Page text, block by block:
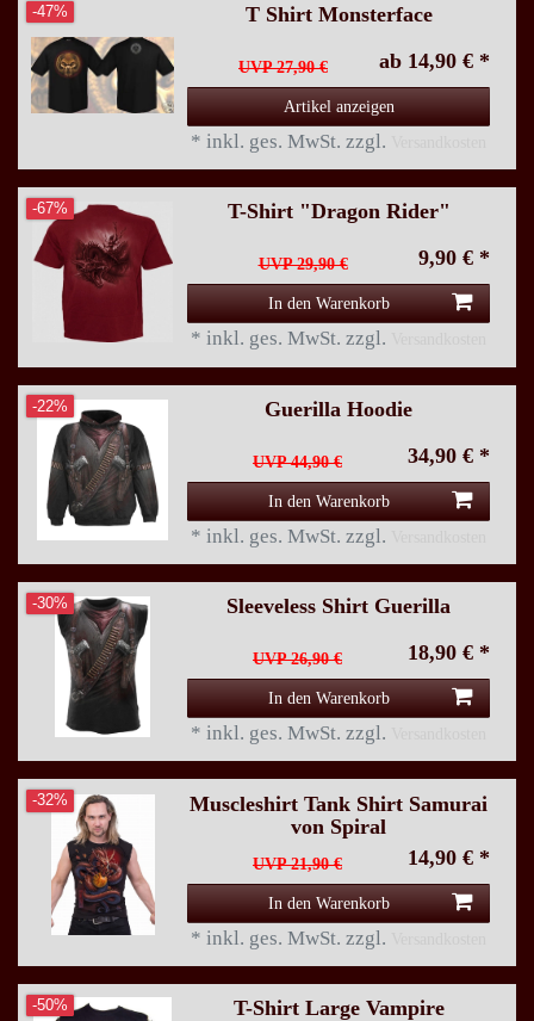
-47% T Shirt Monsterface
UVP 27,90 € ab 14,90 € *
Artikel anzeigen
* inkl. ges. MwSt. zzgl.
-67% T-Shirt "Dragon Rider"
UVP 29,90 € 9,90 € *
In den Warenkorb
* inkl. ges. MwSt. zzgl.
-22% Guerilla Hoodie
UVP 44,90 € 34,90 € *
In den Warenkorb
* inkl. ges. MwSt. zzgl.
-30% Sleeveless Shirt Guerilla
UVP 26,90 € 18,90 € *
In den Warenkorb
* inkl. ges. MwSt. zzgl.
-32%
Muscleshirt Tank Shirt Samurai
von Spiral
UVP 21,90 € 14,90 € *
In den Warenkorb
* inkl. ges. MwSt. zzgl.
-50% T-Shirt Large Vampire